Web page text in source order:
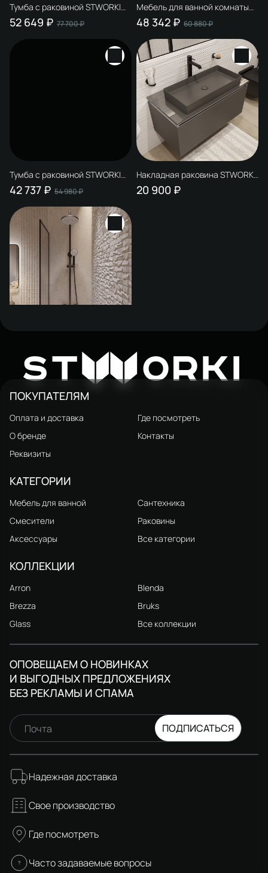
Тумба с раковиной STWORKI
Рандерс 100, антрацит,
подвесная, с подсветкой,
52 649 ₽ 77 700 ₽
Мебель для ванной комнаты
STWORKI Рандерс 100, дерево,
подвесная, с подсветкой
48 342 ₽ 60 880 ₽
Тумба с раковиной STWORKI
Рандерс 100, дерево,
подвесная, с подсветкой,
раковина 3075-KL
42 737 ₽ 54 980 ₽
Накладная раковина STWORKI
Рандерс 3075-112-KL 76
антрацит, прямоугольная,
20 900 ₽
49 999 ₽
STW ORKI
ПОКУПАТЕЛЯМ
Оплата и доставка
Где посмотреть
О бренде
Контакты
Реквизиты
КАТЕГОРИИ
Мебель для ванной
Сантехника
Смесители
Раковины
Аксессуары
Все категории
КОЛЛЕКЦИИ
Arron
Blenda
Brezza
Bruks
Glass
Все коллекции
ОПОВЕЩАЕМ О НОВИНКАХ
И ВЫГОДНЫХ ПРЕДЛОЖЕНИЯХ
БЕЗ РЕКЛАМЫ И СПАМА
Почта ПОДПИСАТЬСЯ
Надежная доставка
Свое производство
Где посмотреть
Часто задаваемые вопросы